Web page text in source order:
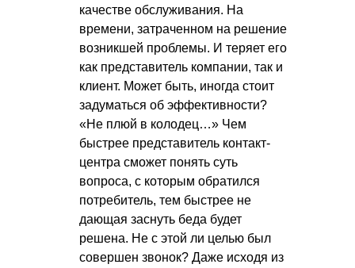
качестве обслуживания. На
времени, затраченном на решение
возникшей проблемы. И теряет его
как представитель компании, так и
клиент. Может быть, иногда стоит
задуматься об эффективности?
«Не плюй в колодец…» Чем
быстрее представитель контакт-
центра сможет понять суть
вопроса, с которым обратился
потребитель, тем быстрее не
дающая заснуть беда будет
решена. Не с этой ли целью был
совершен звонок? Даже исходя из